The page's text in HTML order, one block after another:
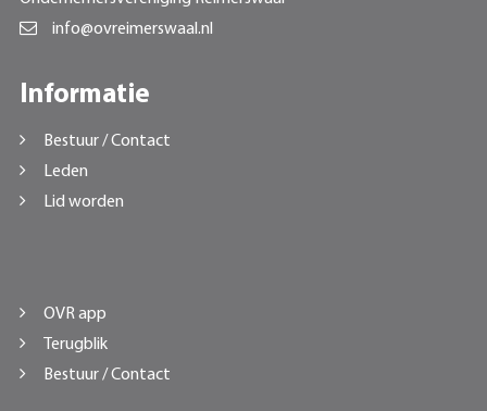
info@ovreimerswaal.nl
Informatie
Bestuur / Contact
Leden
Lid worden
OVR app
Terugblik
Bestuur / Contact